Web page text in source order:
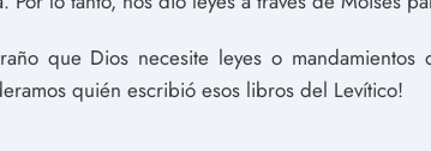
que Dios necesite leyes o
quién escribió esos libros del Levítico!